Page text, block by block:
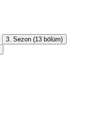
3. Sezon (13 bölüm)